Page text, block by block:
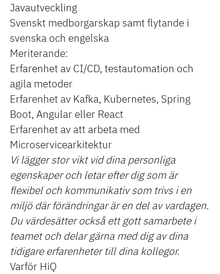
Javautveckling
Svenskt medborgarskap samt flytande i
svenska och engelska
Meriterande:
Erfarenhet av CI/CD, testautomation och
agila metoder
Erfarenhet av Kafka, Kubernetes, Spring
Boot, Angular eller React
Erfarenhet av att arbeta med
Microservicearkitektur
Vi lägger stor vikt vid dina personliga
egenskaper och letar efter dig som är
flexibel och kommunikativ som trivs i en
miljö där förändringar är en del av vardagen.
Du värdesätter också ett gott samarbete i
teamet och delar gärna med dig av dina
tidigare erfarenheter till dina kollegor.
Varför HiQ